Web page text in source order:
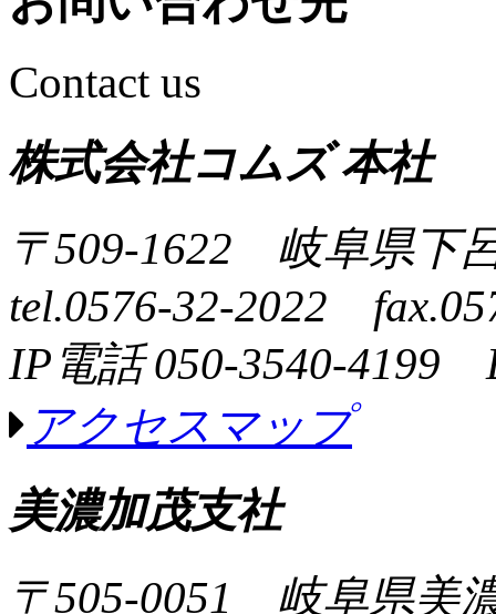
Contact us
株式会社コムズ 本社
〒509-1622 岐阜県下
tel.0576-32-2022
IP電話 050-3540-4199
アクセスマップ
美濃加茂支社
〒505-0051 岐阜県美